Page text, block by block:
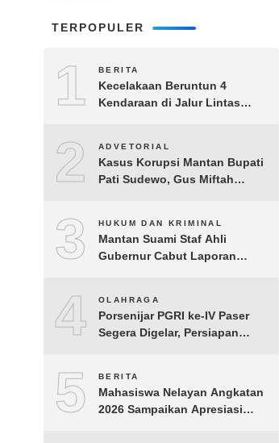
TERPOPULER
1 BERITA
Kecelakaan Beruntun 4
Kendaraan di Jalur Lintas
2 ADVETORIAL
Kasus Korupsi Mantan Bupati
Pati Sudewo, Gus Miftah
3 HUKUM DAN KRIMINAL
Mantan Suami Staf Ahli
Gubernur Cabut Laporan
4 OLAHRAGA
Porsenijar PGRI ke-IV Paser
Segera Digelar, Persiapan
5 BERITA
Mahasiswa Nelayan Angkatan
2026 Sampaikan Apresiasi